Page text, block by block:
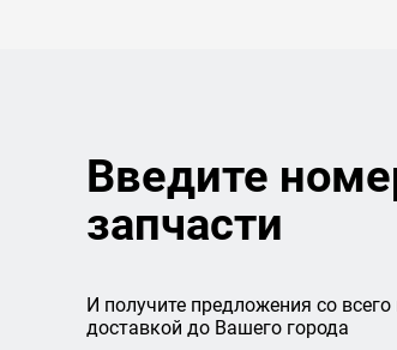
Введите
запчасти
И получите предложения со
доставкой до Вашего города